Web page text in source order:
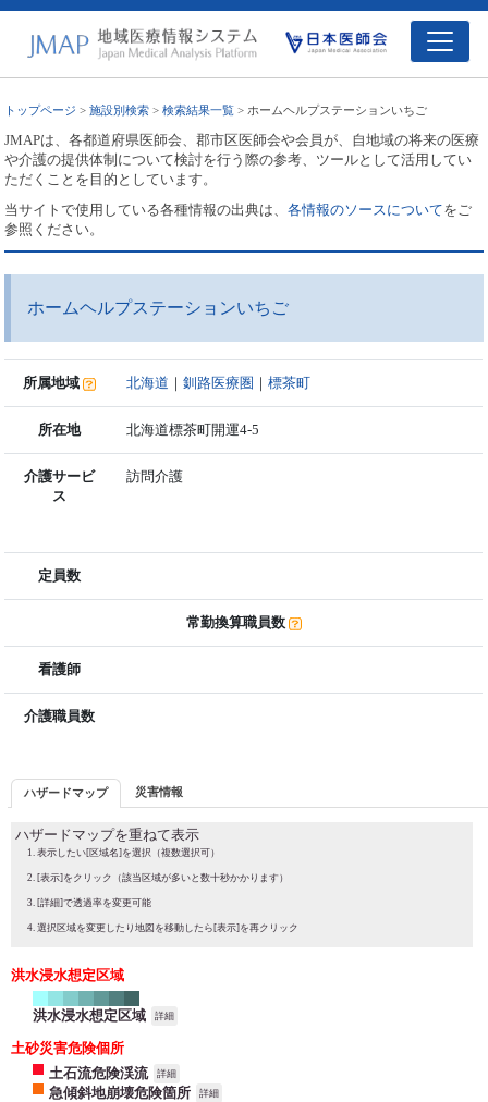
トップページ >施設別検索 >検索結果一覧 > ホームヘルプステーションいちご
JMAPは、各都道府県医師会、郡市区医師会や会員が、自地域の将来の医療
や介護の提供体制について検討を行う際の参考、ツールとして活用してい
ただくことを目的としています。
当サイトで使用している各種情報の出典は、各情報のソースについてをご
参照ください。
ホームヘルプステーションいちご
所属地域 北海道 ｜釧路医療圏 ｜標茶町
所在地 北海道標茶町開運4-5
介護サービ
ス
訪問介護
定員数
常勤換算職員数
看護師
介護職員数
ハザードマップ 災害情報
ハザードマップを重ねて表示
表示したい[区域名]を選択（複数選択可）
[表示]をクリック（該当区域が多いと数十秒かかります）
[詳細]で透過率を変更可能
選択区域を変更したり地図を移動したら[表示]を再クリック
洪水浸水想定区域
洪水浸水想定区域 詳細
土砂災害危険個所
土石流危険渓流
詳細
急傾斜地崩壊危険箇所 詳細